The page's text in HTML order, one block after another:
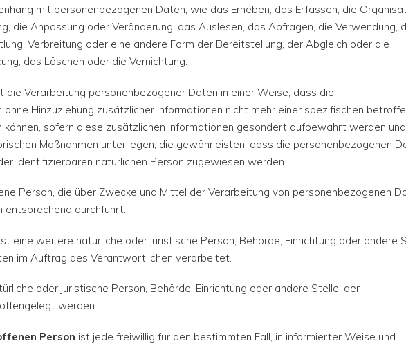
mit personenbezogenen Daten, wie das Erheben, das Erfassen, die
die Anpassung oder Veränderung, das Auslesen, das Abfragen, die Verwendung,
Verbreitung oder eine andere Form der Bereitstellung, der Abgleich oder die
das Löschen oder die Vernichtung.
die Verarbeitung personenbezogener Daten in einer Weise, dass die
Hinzuziehung zusätzlicher Informationen nicht mehr einer spezifischen
sofern diese zusätzlichen Informationen gesondert aufbewahrt werden und
Maßnahmen unterliegen, die gewährleisten, dass die personenbezogenen
identifizierbaren natürlichen Person zugewiesen werden.
Person, die über Zwecke und Mittel der Verarbeitung von personenbezogenen
entsprechend durchführt.
ist eine weitere natürliche oder juristische Person, Behörde, Einrichtung oder andere
im Auftrag des Verantwortlichen verarbeitet.
oder juristische Person, Behörde, Einrichtung oder andere Stelle, der
werden.
Person ist jede freiwillig für den bestimmten Fall, in informierter Weise und